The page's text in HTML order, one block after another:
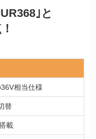
｣と
相当仕様
替
載